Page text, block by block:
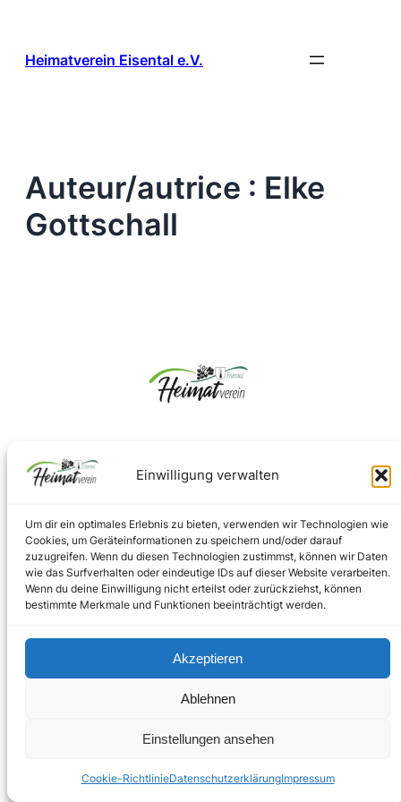
Einwilligung verwalten
Um dir ein optimales Erlebnis zu bieten, verwenden wir Technologien wie
Cookies, um Geräteinformationen zu speichern und/oder darauf
zuzugreifen. Wenn du diesen Technologien zustimmst, können wir Daten
wie das Surfverhalten oder eindeutige IDs auf dieser Website verarbeiten.
Wenn du deine Einwilligung nicht erteilst oder zurückziehst, können
bestimmte Merkmale und Funktionen beeinträchtigt werden.
Akzeptieren
Ablehnen
Einstellungen ansehen
Cookie-RichtlinieDatenschutzerklärungImpressum
contenu
Heimatverein Eisental e.V.
Auteur/autrice : Elke
Gottschall
Impressum–Datenschutz
Copyright © 2024